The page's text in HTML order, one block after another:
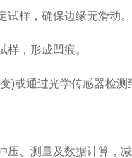
样，确保边缘无滑动。
，形成凹痕。
通过光学传感器检测
、测量及数据计算，